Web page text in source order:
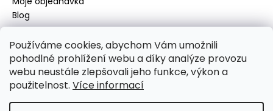
Používáme cookies, abychom Vám umožnili
pohodlné prohlížení webu a díky analýze provozu
webu neustále zlepšovali jeho funkce, výkon a
použitelnost. Více informací
Blog
Kontakt
disamsafety@disamsafety.cz
596 624 947